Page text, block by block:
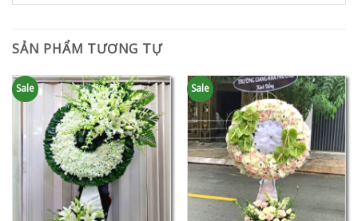
SẢN PHẨM TƯƠNG TỰ
Sale Sale